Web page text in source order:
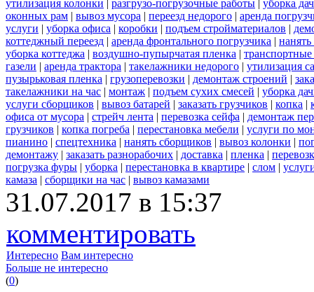
утилизация колонки | разгрузо-погрузочные работы | уборка
оконных рам | вывоз мусора | переезд недорого | аренда
услуги | уборка офиса | коробки | подъем стройматериалов |
коттеджный переезд | аренда фронтального погрузчика |
уборка коттеджа | воздушно-пупырчатая пленка | транспортные
газели | аренда трактора | такелажники недорого | утилизация
пузырьковая пленка | грузоперевозки | демонтаж строений |
такелажники на час | монтаж | подъем сухих смесей | уборка
услуги сборщиков | вывоз батарей | заказать грузчиков | копка |
офиса от мусора | стрейч лента | перевозка сейфа | демонтаж
грузчиков | копка погреба | перестановка мебели | услуги по
пианино | спецтехника | нанять сборщиков | вывоз колонки |
демонтажу | заказать разнорабочих | доставка | пленка |
погрузка фуры | уборка | перестановка в квартире | слом |
камаза | сборщики на час | вывоз камазами
31.07.2017 в 15:37
комментировать
Интересно Вам интересно
Больше не интересно
(0)